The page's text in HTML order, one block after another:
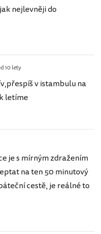
nejlevněji do
10 lety
v istambulu na
letíme
je s mírným zdražením
na ten 50 minutový
cestě, je reálné to